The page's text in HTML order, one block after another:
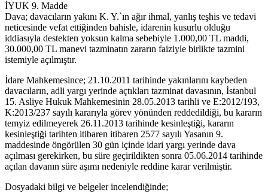
İYUK 9. Madde
Dava; davacıların yakını K. Y.`ın ağır ihmal, yanlış teşhis ve tedavi
neticesinde vefat ettiğinden bahisle, idarenin kusurlu olduğu
iddiasıyla destekten yoksun kalma sebebiyle 1.000,00 TL maddi,
30.000,00 TL manevi tazminatın zararın faiziyle birlikte tazmini
istemiyle açılmıştır.
İdare Mahkemesince; 21.10.2011 tarihinde yakınlarını kaybeden
davacıların, adli yargı yerinde açtıkları tazminat davasının, İstanbul
15. Asliye Hukuk Mahkemesinin 28.05.2013 tarihli ve E:2012/193,
K:2013/237 sayılı kararıyla görev yönünden reddedildiği, bu kararın
temyiz edilmeyerek 26.11.2013 tarihinde kesinleştiği, kararın
kesinleştiği tarihten itibaren itibaren 2577 sayılı Yasanın 9.
maddesinde öngörülen 30 gün içinde idari yargı yerinde dava
açılması gerekirken, bu süre geçirildikten sonra 05.06.2014 tarihinde
açılan davanın süre aşımı nedeniyle reddine karar verilmiştir.
Dosyadaki bilgi ve belgeler incelendiğinde;